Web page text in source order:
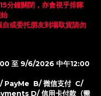
分鐘關閉，亦會視乎排隊
或委托朋友到場取貨請勿
至 9/6/2026 中午12:00
PayMe B/ 微信支付 C/
D/ 信用卡付款（需